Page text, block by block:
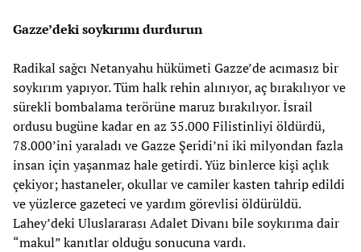
Gazze’deki soykırımı durdurun
Radikal sağcı Netanyahu hükümeti Gazze’de acımasız bir
soykırım yapıyor. Tüm halk rehin alınıyor, aç bırakılıyor ve
sürekli bombalama terörüne maruz bırakılıyor. İsrail
ordusu bugüne kadar en az 35.000 Filistinliyi öldürdü,
78.000’ini yaraladı ve Gazze Şeridi’ni iki milyondan fazla
insan için yaşanmaz hale getirdi. Yüz binlerce kişi açlık
çekiyor; hastaneler, okullar ve camiler kasten tahrip edildi
ve yüzlerce gazeteci ve yardım görevlisi öldürüldü.
Lahey’deki Uluslararası Adalet Divanı bile soykırıma dair
“makul” kanıtlar olduğu sonucuna vardı.